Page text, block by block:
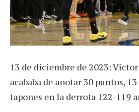
13 de diciembre de 2023:
acababa de anotar 30 puntos,
tapones en la derrota 122-119